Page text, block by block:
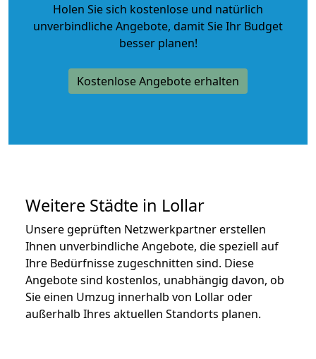
Holen Sie sich kostenlose und natürlich
unverbindliche Angebote, damit Sie Ihr Budget
besser planen!
Kostenlose Angebote erhalten
Weitere Städte in Lollar
Unsere geprüften Netzwerkpartner erstellen
Ihnen unverbindliche Angebote, die speziell auf
Ihre Bedürfnisse zugeschnitten sind. Diese
Angebote sind kostenlos, unabhängig davon, ob
Sie einen Umzug innerhalb von Lollar oder
außerhalb Ihres aktuellen Standorts planen.